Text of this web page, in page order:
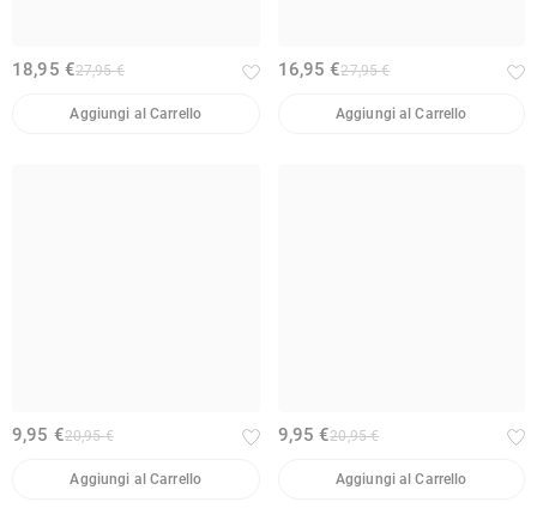
18,95 €27,95 €
Aggiungi al Carrello
16,95 €27,95 €
Aggiungi al Carrello
9,95 €20,95 €
Aggiungi al Carrello
9,95 €20,95 €
Aggiungi al Carrello